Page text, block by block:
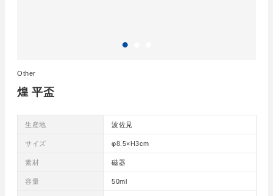
煌 平盃
Other
生産地 波佐見
サイズ φ8.5×H3cm
素材 磁器
容量 50ml